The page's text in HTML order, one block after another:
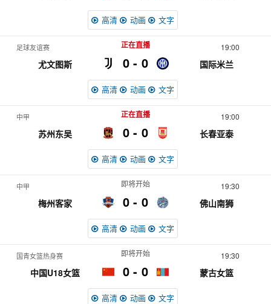
高清 动画 文字
足球友谊赛 19:00
尤文图斯 0
正在直播
国际米兰
0
高清 动画 文字
中甲 19:00
苏州东吴 0
正在直播
长春亚泰
0
高清 动画 文字
中甲 19:30
梅州客家 0
即将开始
佛山南狮
0
高清 动画 文字
国青女篮热身赛 19:30
中国U18女篮 0
即将开始
蒙古女篮
0
高清 动画 文字